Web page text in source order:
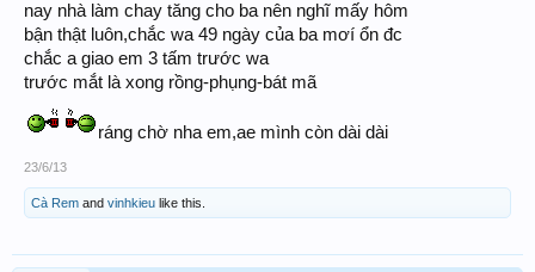
nay nhà làm chay tăng cho ba nên nghĩ mấy hôm
bận thật luôn,chắc wa 49 ngày của ba mơí ổn đc
chắc a giao em 3 tấm trước wa
trước mắt là xong rồng-phụng-bát mã
ráng chờ nha em,ae mình còn dài dài
23/6/13
Cà Rem and vinhkieu like this.